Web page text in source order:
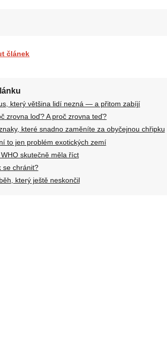
článek
který většina lidí nezná — a přitom zabíjí
zrovna loď? A proč zrovna teď?
které snadno zaměníte za obyčejnou chřipku
to jen problém exotických zemí
skutečně měla říct
se chránit?
který ještě neskončil